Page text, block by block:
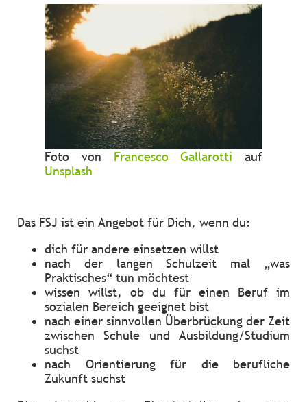
Foto von Francesco Gallarotti auf
Unsplash
Das FSJ ist ein Angebot für Dich, wenn du:
dich für andere einsetzen willst
nach der langen Schulzeit mal „was
Praktisches“ tun möchtest
wissen willst, ob du für einen Beruf im
sozialen Bereich geeignet bist
nach einer sinnvollen Überbrückung der Zeit
zwischen Schule und Ausbildung/Studium
suchst
nach Orientierung für die berufliche
Zukunft suchst